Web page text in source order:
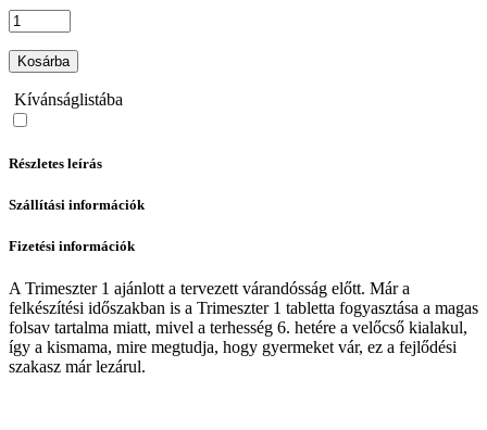
Kosárba
Kívánságlistába
Részletes leírás
Szállítási információk
Fizetési információk
A Trimeszter 1 ajánlott a tervezett várandósság előtt. Már a
felkészítési időszakban is a Trimeszter 1 tabletta fogyasztása a magas
folsav tartalma miatt, mivel a terhesség 6. hetére a velőcső kialakul,
így a kismama, mire megtudja, hogy gyermeket vár, ez a fejlődési
szakasz már lezárul.